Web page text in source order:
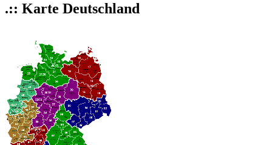
.:: Karte Deutschland